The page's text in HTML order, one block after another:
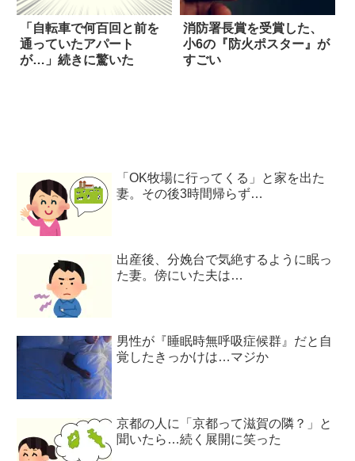
「自転車で何百回と前を
通っていたアパート
が…」続きに驚いた
消防署長賞を受賞した、
小6の『防火ポスター』が
すごい
「OK牧場に行ってくる」と家を出た
妻。その後3時間帰らず…
出産後、分娩台で気絶するように眠っ
た妻。傍にいた夫は…
男性が『睡眠時無呼吸症候群』だと自
覚したきっかけは…マジか
京都の人に「京都って滋賀の隣？」と
聞いたら…続く展開に笑った